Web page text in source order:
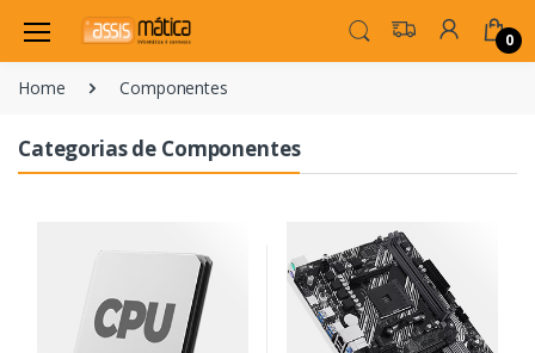
0
Home Componentes
Categorias de Componentes